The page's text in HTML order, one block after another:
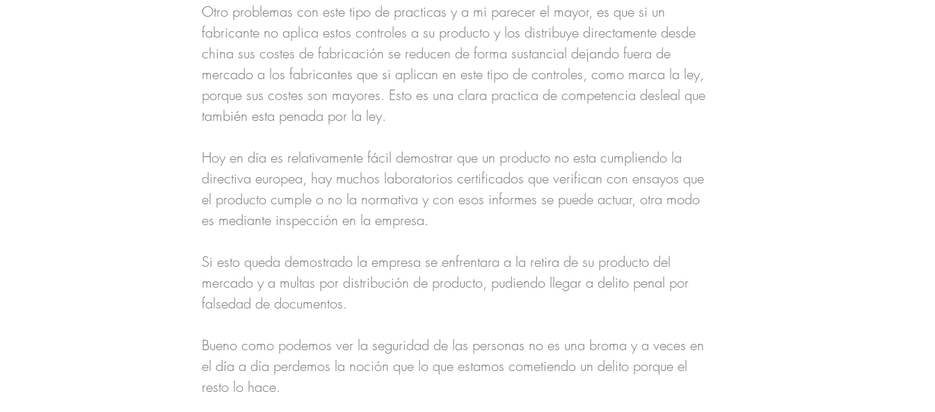
Otro problemas con este tipo de practicas y a mi parecer el mayor, es que si un
fabricante no aplica estos controles a su producto y los distribuye directamente desde
china sus costes de fabricación se reducen de forma sustancial dejando fuera de
mercado a los fabricantes que si aplican en este tipo de controles, como marca la ley,
porque sus costes son mayores. Esto es una clara practica de competencia desleal que
también esta penada por la ley.
Hoy en día es relativamente fácil demostrar que un producto no esta cumpliendo la
directiva europea, hay muchos laboratorios certificados que verifican con ensayos que
el producto cumple o no la normativa y con esos informes se puede actuar, otra modo
es mediante inspección en la empresa.
Si esto queda demostrado la empresa se enfrentara a la retira de su producto del
mercado y a multas por distribución de producto, pudiendo llegar a delito penal por
falsedad de documentos.
Bueno como podemos ver la seguridad de las personas no es una broma y a veces en
el día a día perdemos la noción que lo que estamos cometiendo un delito porque el
resto lo hace.